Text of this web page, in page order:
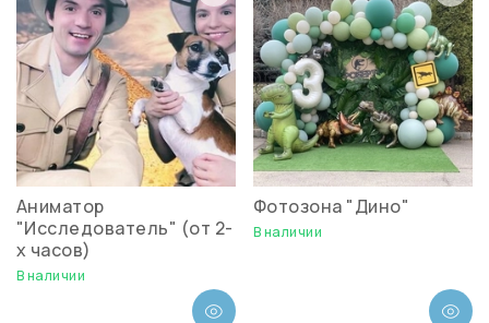
Аниматор
"Исследователь" (от 2-
х часов)
В наличии
Фотозона "Дино"
В наличии